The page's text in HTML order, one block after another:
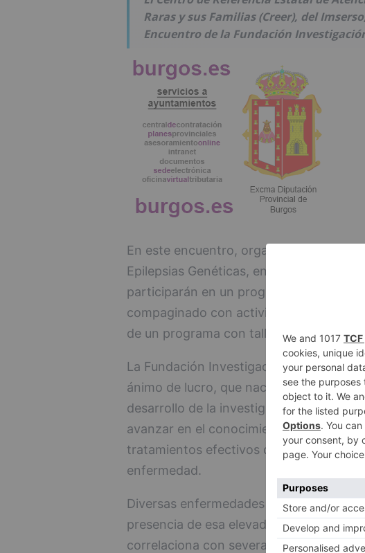
Raras y sus Familias (Creer), del
Encuentro de la Fundación
En este encuentro, organizado por la
Epilepsias Genéticas, en colaboración
participarán en un programa de
compaginado con actividades de ocio.
de un programa con talleres.
La Fundación Investigación en
ánimo de lucro, que nace con el
desarrollo de la investigación de las
avanzar en el conocimiento de sus
tratamientos efectivos que permitan
enfermedad.
Diversas enfermedades raras y
presencia de esa elevada actividad
correlaciona con severas disfunciones